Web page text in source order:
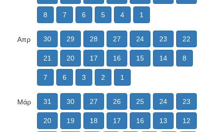
8 7 6 5 4 1
Απρ 30 29 28 27 24 23 22
21 20 17 16 15 14 8
7 6 3 2 1
Μάρ 31 30 27 26 25 24 23
20 19 18 17 16 13 12